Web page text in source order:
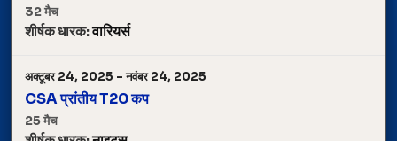
32 मैच
शीर्षक धारक:वारियर्स
अक्टूबर 24, 2025 – नवंबर 24, 2025
CSA प्रांतीय T20 कप
25 मैच